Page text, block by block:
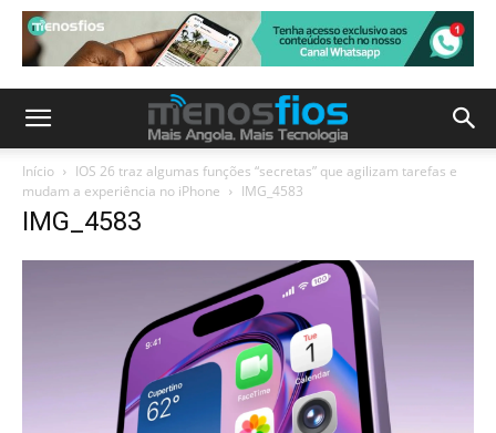
Início
IOS 26 traz algumas funções “secretas” que agilizam tarefas e
mudam a experiência no iPhone
IMG_4583
IMG_4583